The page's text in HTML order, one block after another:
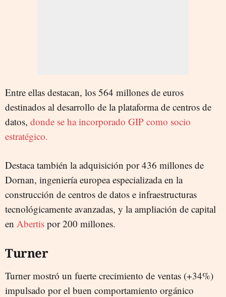
Entre ellas destacan, los 564 millones de euros
destinados al desarrollo de la plataforma de centros de
datos, donde se ha incorporado GIP como socio
estratégico.
Destaca también la adquisición por 436 millones de
Dornan, ingeniería europea especializada en la
construcción de centros de datos e infraestructuras
tecnológicamente avanzadas, y la ampliación de capital
en Abertis por 200 millones.
Turner
Turner mostró un fuerte crecimiento de ventas (+34%)
impulsado por el buen comportamiento orgánico